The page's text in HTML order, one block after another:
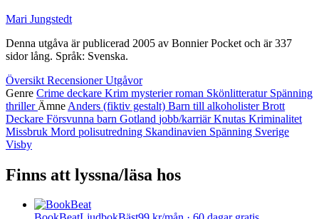
Mari Jungstedt
Denna utgåva är publicerad 2005 av Bonnier Pocket och är 337
sidor lång. Språk: Svenska.
Översikt RecensionerUtgåvor
Genre Crime deckare Krim mysterierroman Skönlitteratur Spänning
thriller Ämne Anders (fiktiv gestalt) Barn till alkoholisterBrott
Deckare Försvunna barn Gotland jobb/karriärKnutas Kriminalitet
Missbruk Mord polisutredning Skandinavien Spänning Sverige
Visby
Finns att lyssna/läsa hos